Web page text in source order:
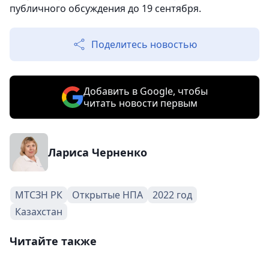
публичного обсуждения до 19 сентября.
Поделитесь новостью
Добавить в Google, чтобы
читать новости первым
Лариса Черненко
МТСЗН РК Открытые НПА
2022 год
Казахстан
Читайте также